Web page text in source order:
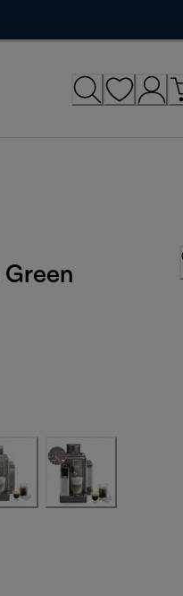
Green